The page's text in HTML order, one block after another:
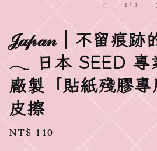
1 / 3
𝒥𝒶𝓅𝒶𝓃｜不留痕跡
𓂃 日本 SEED 專
廠製「貼紙殘膠
皮擦
Regular
NT$ 110